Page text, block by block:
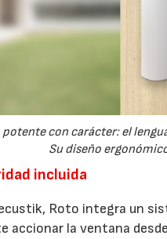
potente con carácter: el
Su diseño
incluida
Roto integra un
accionar la ventana